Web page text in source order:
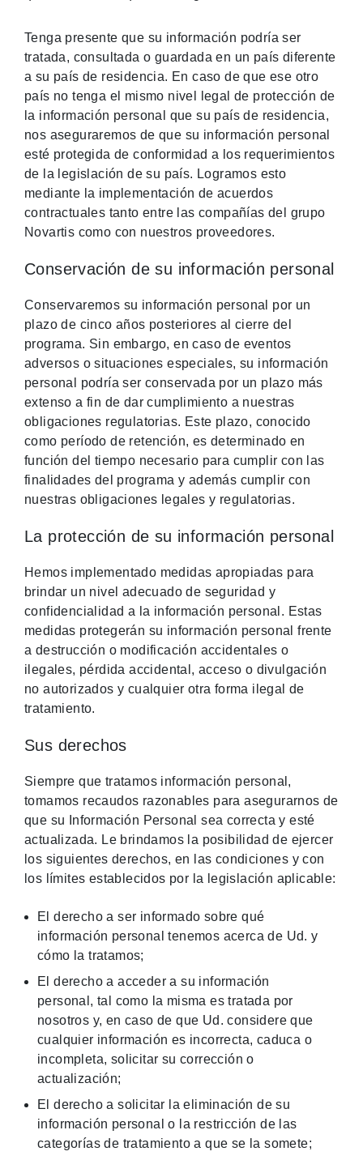
Tenga presente que su información podría ser
tratada, consultada o guardada en un país diferente
a su país de residencia. En caso de que ese otro
país no tenga el mismo nivel legal de protección de
la información personal que su país de residencia,
nos aseguraremos de que su información personal
esté protegida de conformidad a los requerimientos
de la legislación de su país. Logramos esto
mediante la implementación de acuerdos
contractuales tanto entre las compañías del grupo
Novartis como con nuestros proveedores.
Conservación de su información personal
Conservaremos su información personal por un
plazo de cinco años posteriores al cierre del
programa. Sin embargo, en caso de eventos
adversos o situaciones especiales, su información
personal podría ser conservada por un plazo más
extenso a fin de dar cumplimiento a nuestras
obligaciones regulatorias. Este plazo, conocido
como período de retención, es determinado en
función del tiempo necesario para cumplir con las
finalidades del programa y además cumplir con
nuestras obligaciones legales y regulatorias.
La protección de su información personal
Hemos implementado medidas apropiadas para
brindar un nivel adecuado de seguridad y
confidencialidad a la información personal. Estas
medidas protegerán su información personal frente
a destrucción o modificación accidentales o
ilegales, pérdida accidental, acceso o divulgación
no autorizados y cualquier otra forma ilegal de
tratamiento.
Sus derechos
Siempre que tratamos información personal,
tomamos recaudos razonables para asegurarnos de
que su Información Personal sea correcta y esté
actualizada. Le brindamos la posibilidad de ejercer
los siguientes derechos, en las condiciones y con
los límites establecidos por la legislación aplicable:
El derecho a ser informado sobre qué
información personal tenemos acerca de Ud. y
cómo la tratamos;
El derecho a acceder a su información
personal, tal como la misma es tratada por
nosotros y, en caso de que Ud. considere que
cualquier información es incorrecta, caduca o
incompleta, solicitar su corrección o
actualización;
El derecho a solicitar la eliminación de su
información personal o la restricción de las
categorías de tratamiento a que se la somete;